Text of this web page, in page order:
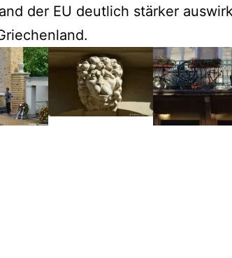
der EU deutlich stärker